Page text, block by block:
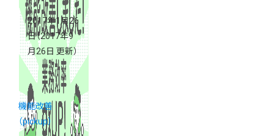
2017年1月26
日（2017年9
月26日 更新）
機能改善
（pickup）